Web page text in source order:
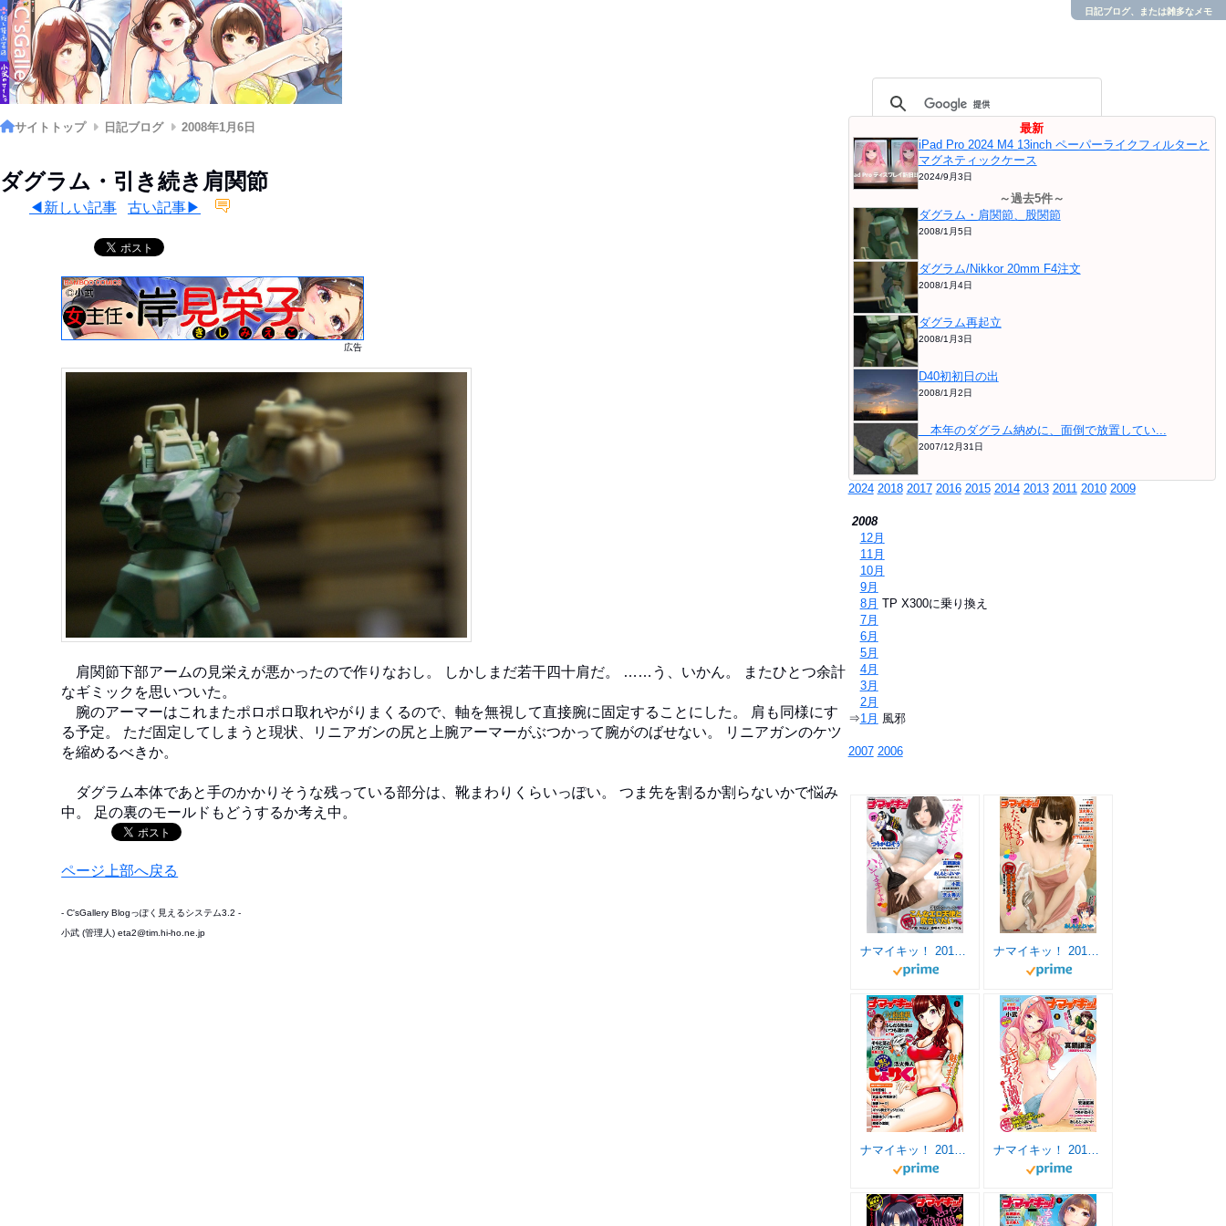
日記ブログ、または雑多なメモ
サイトトップ 日記ブログ 2008年1月6日
ダグラム・引き続き肩関節
◀新しい記事 古い記事▶
広告
肩関節下部アームの見栄えが悪かったので作りなおし。 しかしまだ若干四十肩だ。 ……う、いかん。 またひとつ余計
なギミックを思いついた。
腕のアーマーはこれまたポロポロ取れやがりまくるので、軸を無視して直接腕に固定することにした。 肩も同様にす
る予定。 ただ固定してしまうと現状、リニアガンの尻と上腕アーマーがぶつかって腕がのばせない。 リニアガンのケツ
を縮めるべきか。
ダグラム本体であと手のかかりそうな残っている部分は、靴まわりくらいっぽい。 つま先を割るか割らないかで悩み
中。 足の裏のモールドもどうするか考え中。
最新
iPad Pro 2024 M4 13inch ペーパーライクフィルターと
マグネティックケース
2024/9月3日
～過去5件～
ダグラム・肩関節、股関節
2008/1月5日
ダグラム/Nikkor 20mm F4注文
2008/1月4日
ダグラム再起立
2008/1月3日
D40初初日の出
2008/1月2日
本年のダグラム納めに、面倒で放置してい...
2007/12月31日
2024 2018 2017 2016 2015 2014 2013 2011 2010 2009
2008
12月
11月
10月
9月
8月 TP X300に乗り換え
7月
6月
5月
4月
3月
2月
⇒1月 風邪
2007 2006
ナマイキッ！ 2017年6月号 [雑誌] ナマイキッ！ 2017年5月号 [雑誌]
ナマイキッ！ 2018年2月号 [雑誌] ナマイキッ！ 2017年8月号 [雑誌]
ページ上部へ戻る
- C'sGallery Blogっぽく見えるシステム3.2 -
小武 (管理人) eta2@tim.hi-ho.ne.jp